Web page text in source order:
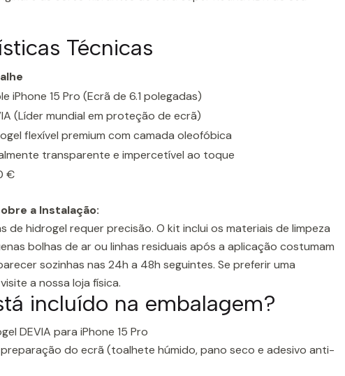
Técnicas
iPhone 15 Pro (Ecrã de 6.1 polegadas)
(Líder mundial em proteção de ecrã)
flexível premium com camada oleofóbica
transparente e impercetível ao toque
€
a Instalação:
de hidrogel requer precisão. O kit inclui os materiais de limpeza
bolhas de ar ou linhas residuais após a aplicação costumam
sozinhas nas 24h a 48h seguintes. Se preferir uma
a nossa loja física.
incluído na embalagem?
DEVIA para iPhone 15 Pro
preparação do ecrã (toalhete húmido, pano seco e adesivo anti-